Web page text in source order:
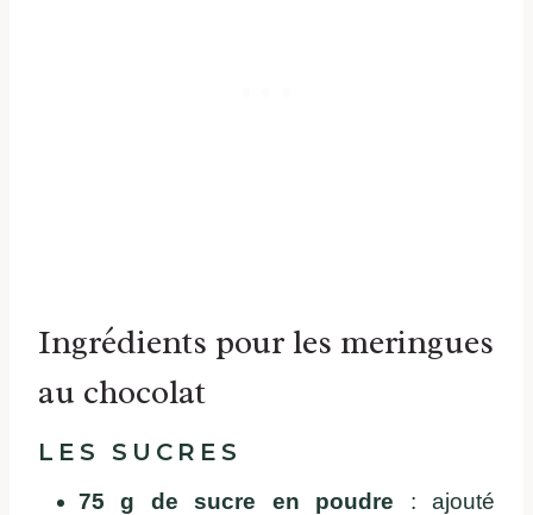
Ingrédients pour les meringues
au chocolat
LES SUCRES
75 g de sucre en poudre : ajouté